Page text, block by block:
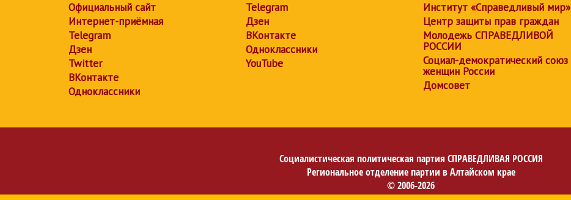
Официальный сайт
Интернет-приёмная
Telegram
Дзен
Twitter
ВКонтакте
Одноклассники
Telegram
Дзен
ВКонтакте
Одноклассники
YouTube
Институт «Справедливый мир»
Центр защиты прав граждан
Молодежь СПРАВЕДЛИВОЙ
РОССИИ
Социал-демократический союз
женщин России
Домсовет
Социалистическая политическая партия СПРАВЕДЛИВАЯ РОССИЯ
Региональное отделение партии в Алтайском крае
© 2006-2026